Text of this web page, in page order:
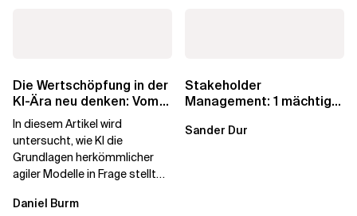
Die Wertschöpfung in der
KI-Ära neu denken: Vom
agilen Altbestand zu...
In diesem Artikel wird
untersucht, wie KI die
Grundlagen herkömmlicher
agiler Modelle in Frage stellt
Betriebsmodell...
Daniel Burm
Stakeholder
Management: 1 mächtige
Sander Dur